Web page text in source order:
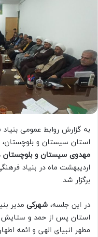
به گزارش روابط عمومی
استان سیستان و بلوچستان،
مهدوی سیستان و بلوچستان
اردیبهشت ماه در بنیاد
برگزار شد.
در این جلسه، شهرکی مدیر
استان پس از حمد و ستایش
مطهر انبیای الهی و ائمه